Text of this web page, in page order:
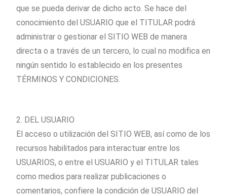
que se pueda derivar de dicho acto. Se hace del
conocimiento del USUARIO que el TITULAR podrá
administrar o gestionar el SITIO WEB de manera
directa o a través de un tercero, lo cual no modifica en
ningún sentido lo establecido en los presentes
TÉRMINOS Y CONDICIONES.
2. DEL USUARIO
El acceso o utilización del SITIO WEB, así como de los
recursos habilitados para interactuar entre los
USUARIOS, o entre el USUARIO y el TITULAR tales
como medios para realizar publicaciones o
comentarios, confiere la condición de USUARIO del